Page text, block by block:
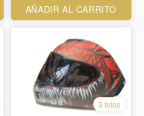
AÑADIR AL CARRITO
3 fotos